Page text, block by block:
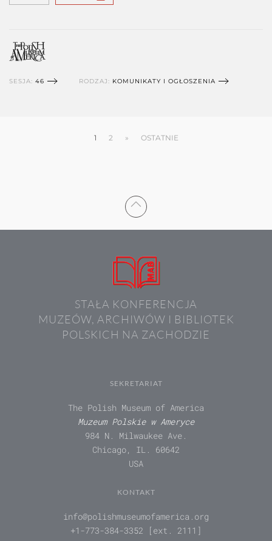
SESJA: 46 RODZAJ: KOMUNIKATY I OGŁOSZENIA
1 2 » OSTATNIE
STAŁA KONFERENCJA
MUZEÓW, ARCHIWÓW I BIBLIOTEK
POLSKICH NA ZACHODZIE
SEKRETARIAT
The Polish Museum of America
Muzeum Polskie w Ameryce
984 N. Milwaukee Ave.
Chicago, IL. 60642
USA
KONTAKT
info@polishmuseumofamerica.org
+1-773-384-3352 [ext. 2111]